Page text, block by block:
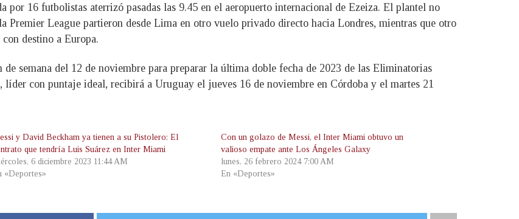
por 16 futbolistas aterrizó pasadas las 9.45 en el aeropuerto internacional de Ezeiza. El plantel no
Premier League partieron desde Lima en otro vuelo privado directo hacia Londres, mientras que otro
destino a Europa.
semana del 12 de noviembre para preparar la última doble fecha de 2023 de las Eliminatorias
con puntaje ideal, recibirá a Uruguay el jueves 16 de noviembre en Córdoba y el martes 21
y David Beckham ya tienen a su Pistolero: El
que tendría Luis Suárez en Inter Miami
6 diciembre 2023 11:44 AM
«Deportes»
Con un golazo de Messi, el Inter Miami obtuvo un
valioso empate ante Los Ángeles Galaxy
lunes, 26 febrero 2024 7:00 AM
En «Deportes»